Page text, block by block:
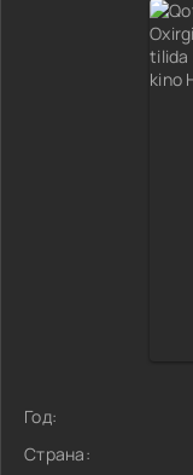
Год:
Страна: